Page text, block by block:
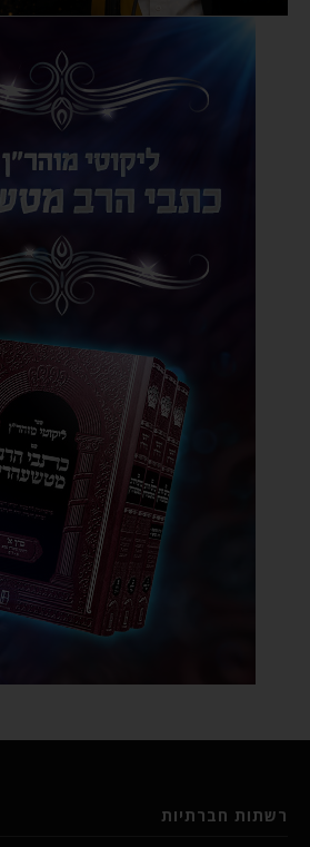
רשתות חברתיות